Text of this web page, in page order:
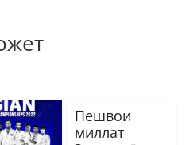
Пешвои
миллат